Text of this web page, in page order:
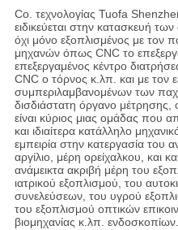
Co. τεχνολογίας Tuofa
ειδικεύεται στην κατασκευή
όχι μόνο εξοπλισμένος με τον
μηχανών όπως CNC το
επεξεργαμένος κέντρο
CNC ο τόρνος κ.λπ. και με τον
συμπεριλαμβανομένων των
δισδιάστατη όργανο
είναι κύριος μιας ομάδας που
και ιδιαίτερα κατάλληλο
εμπειρία στην κατεργασία του
αργίλιο, μέρη ορείχαλκου, και
ανάμεικτα ακριβή μέρη του
ιατρικού εξοπλισμού, του
συνελεύσεων, του υγρού
του εξοπλισμού οπτικών
βιομηχανίας κ.λπ. ενδοσκοπίων.